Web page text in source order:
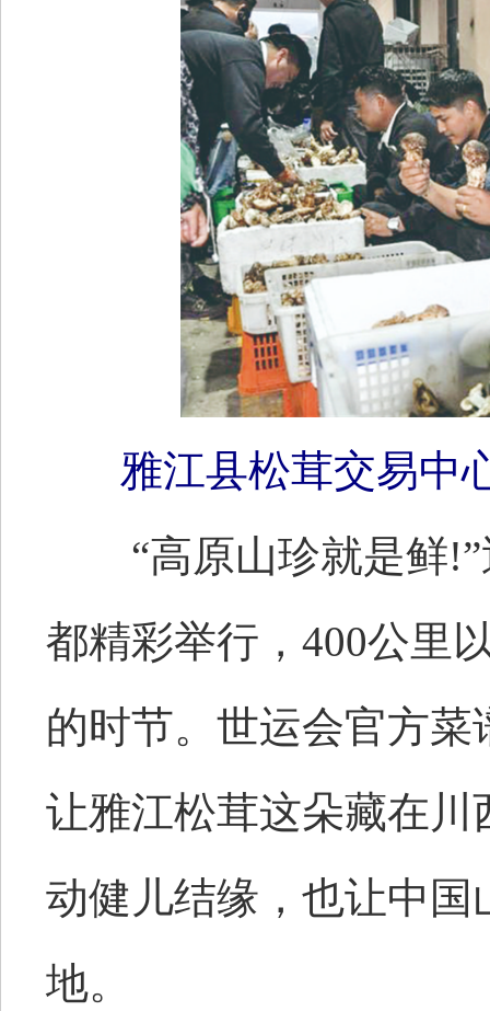
雅江县松茸交易中
“高原山珍就是鲜!”
都精彩举行，400公里
的时节。世运会官方菜
让雅江松茸这朵藏在
动健儿结缘，也让中
地。